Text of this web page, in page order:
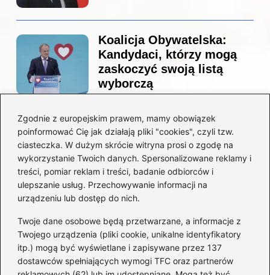
Zgodnie z europejskim prawem, mamy obowiązek
poinformować Cię jak działają pliki "cookies", czyli tzw.
ciasteczka. W dużym skrócie witryna prosi o zgodę na
wykorzystanie Twoich danych. Spersonalizowane reklamy i
treści, pomiar reklam i treści, badanie odbiorców i
ulepszanie usług. Przechowywanie informacji na
urządzeniu lub dostęp do nich.
Twoje dane osobowe będą przetwarzane, a informacje z
Twojego urządzenia (pliki cookie, unikalne identyfikatory
itp.) mogą być wyświetlane i zapisywane przez 137
dostawców spełniających wymogi TFC oraz partnerów
Koalicja Obywatelska:
Kandydaci, którzy mogą
zaskoczyć swoją listą
wyborczą
Co naprawdę sprzedał
Tusk? Zaskakujące kulisy
wyprzedaży spółek
państwowych
Borys Budka: odkryj kulisy
jego fascynującej kariery
politycznej